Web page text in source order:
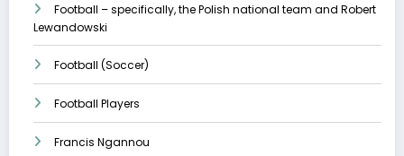
Football – specifically, the Polish national team and Robert
Lewandowski
Football (Soccer)
Football Players
Francis Ngannou